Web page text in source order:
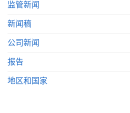
监管新闻
新闻稿
公司新闻
报告
地区和国家